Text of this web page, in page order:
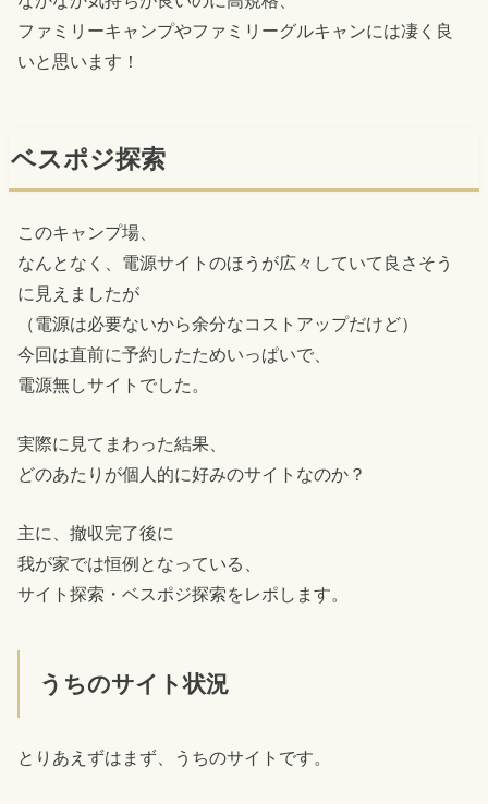
ファミリーキャンプやファミリーグルキャンには凄く良
いと思います！
ベスポジ探索
このキャンプ場、
なんとなく、電源サイトのほうが広々していて良さそう
に見えましたが
（電源は必要ないから余分なコストアップだけど）
今回は直前に予約したためいっぱいで、
電源無しサイトでした。
実際に見てまわった結果、
どのあたりが個人的に好みのサイトなのか？
主に、撤収完了後に
我が家では恒例となっている、
サイト探索・ベスポジ探索をレポします。
うちのサイト状況
とりあえずはまず、うちのサイトです。